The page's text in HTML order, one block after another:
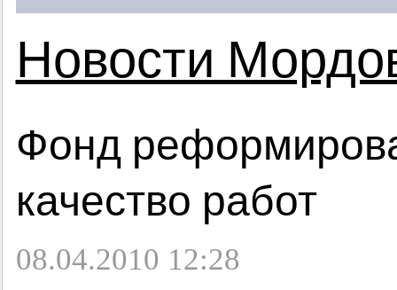
Новости
Фонд
качество работ
08.04.2010 12:28